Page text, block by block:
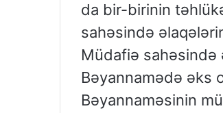
da bir-birinin
sahəsində
Müdafiə sahəsində
Bəyannamədə əks
Bəyannaməsinin